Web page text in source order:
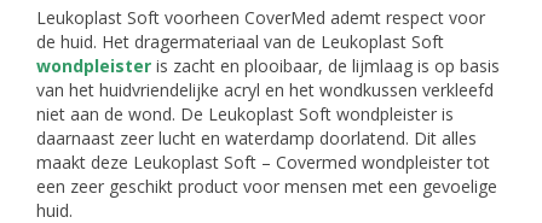
Leukoplast Soft voorheen CoverMed ademt respect voor
de huid. Het dragermateriaal van de Leukoplast Soft
wondpleister is zacht en plooibaar, de lijmlaag is op basis
van het huidvriendelijke acryl en het wondkussen verkleefd
niet aan de wond. De Leukoplast Soft wondpleister is
daarnaast zeer lucht en waterdamp doorlatend. Dit alles
maakt deze Leukoplast Soft – Covermed wondpleister tot
een zeer geschikt product voor mensen met een gevoelige
huid.